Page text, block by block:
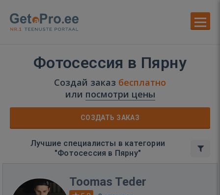
Фотосессия в Пярну
Создай заказ бесплатно
или посмотри цены
СОЗДАТЬ ЗАКАЗ
Лучшие специалисты в категории
"Фотосессия в Пярну"
Toomas Teder